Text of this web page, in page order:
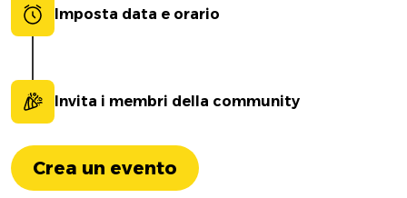
Imposta data e orario
Invita i membri della community
Crea un evento